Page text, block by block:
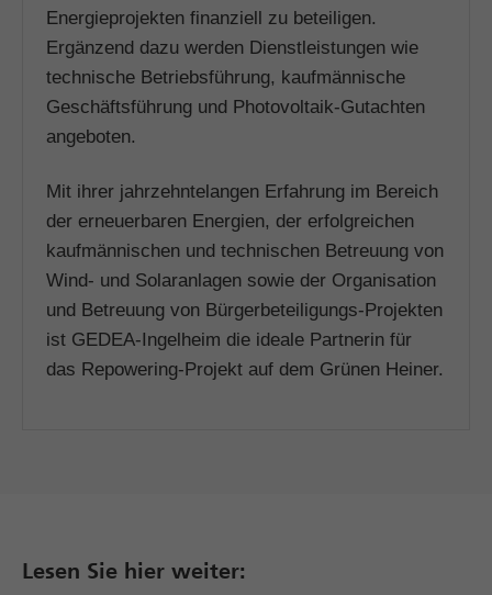
Energieprojekten finanziell zu beteiligen.
Ergänzend dazu werden Dienstleistungen wie
technische Betriebsführung, kaufmännische
Geschäftsführung und Photovoltaik-Gutachten
angeboten.
Mit ihrer jahrzehntelangen Erfahrung im Bereich
der erneuerbaren Energien, der erfolgreichen
kaufmännischen und technischen Betreuung von
Wind- und Solaranlagen sowie der Organisation
und Betreuung von Bürgerbeteiligungs-Projekten
ist GEDEA-Ingelheim die ideale Partnerin für
das Repowering-Projekt auf dem Grünen Heiner.
Lesen Sie hier weiter: